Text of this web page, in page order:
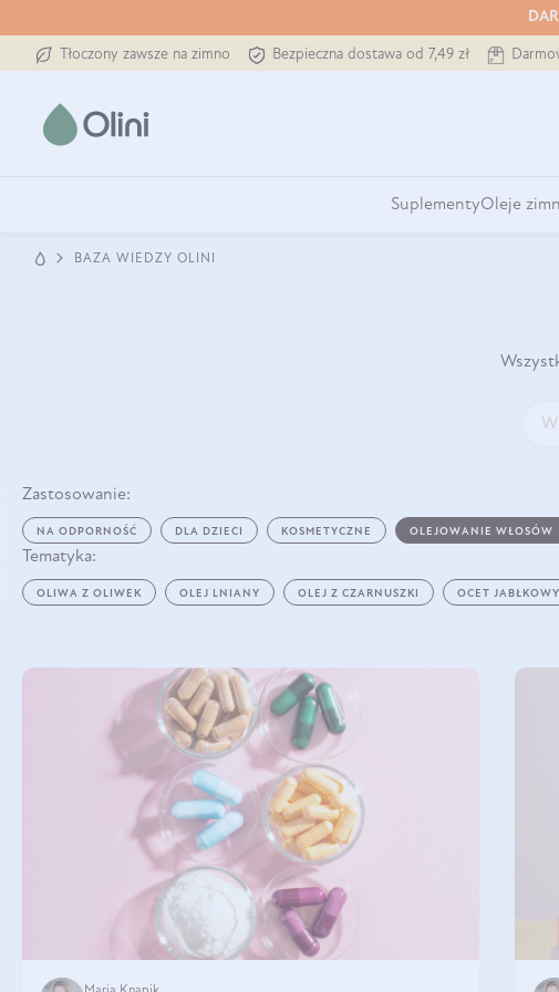
Tłoczony zawsze na zimno Bezpieczna dostawa od 7,49 zł
SuplementyOleje
BAZA WIEDZY OLINI
Zastosowanie:
NA ODPORNOŚĆ DLA DZIECI KOSMETYCZNE OLEJOWANIE WŁOSÓW
Tematyka:
OLIWA Z OLIWEK OLEJ LNIANY OLEJ Z CZARNUSZKI OCET JABŁKOWY